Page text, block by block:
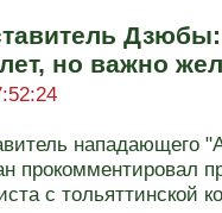
но важно
нападающего
прокомментировал
с тольяттинской